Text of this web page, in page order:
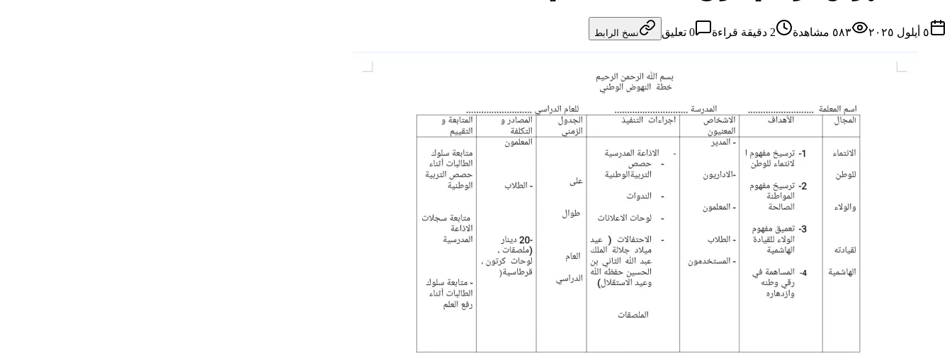
٥ أيلول ٢٠٢٥ ٥٨٣ مشاهدة 2 دقيقة قراءة 0 تعليق نسخ الرابط